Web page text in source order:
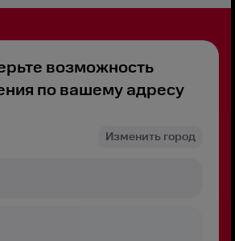
возможность
по вашему адресу
Изменить город